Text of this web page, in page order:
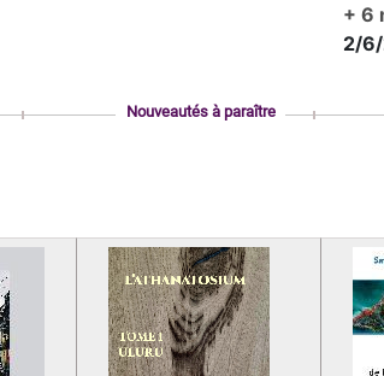
+ 6
2/
Nouveautés à paraître